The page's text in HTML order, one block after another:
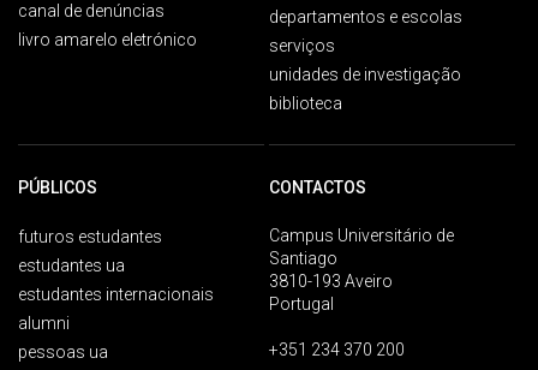
canal de denúncias
livro amarelo eletrónico
departamentos e escolas
serviços
unidades de investigação
biblioteca
PÚBLICOS
futuros estudantes
estudantes ua
estudantes internacionais
alumni
pessoas ua
CONTACTOS
Campus Universitário de
Santiago
3810-193 Aveiro
Portugal
+351 234 370 200